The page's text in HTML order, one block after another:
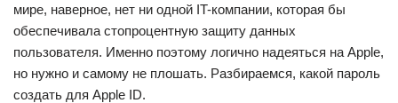
мире, наверное, нет ни одной IT-компании, которая бы
обеспечивала стопроцентную защиту данных
пользователя. Именно поэтому логично надеяться на Apple,
но нужно и самому не плошать. Разбираемся, какой пароль
создать для Apple ID.